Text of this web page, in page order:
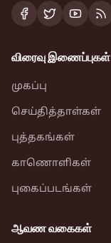
விரைவு இணைப்புகள்
முகப்பு
செய்தித்தாள்கள்
புத்தகங்கள்
காணொளிகள்
புகைப்படங்கள்
ஆவண வகைகள்